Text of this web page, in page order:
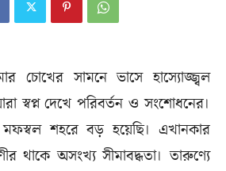
চোখের সামনে ভাসে হাস্যোজ্জ্বল
স্বপ্ন দেখে পরিবর্তন ও সংশোধনের।
শহরে বড় হয়েছি। এখানকার
থাকে অসংখ্য সীমাবদ্ধতা। তারুণ্যে